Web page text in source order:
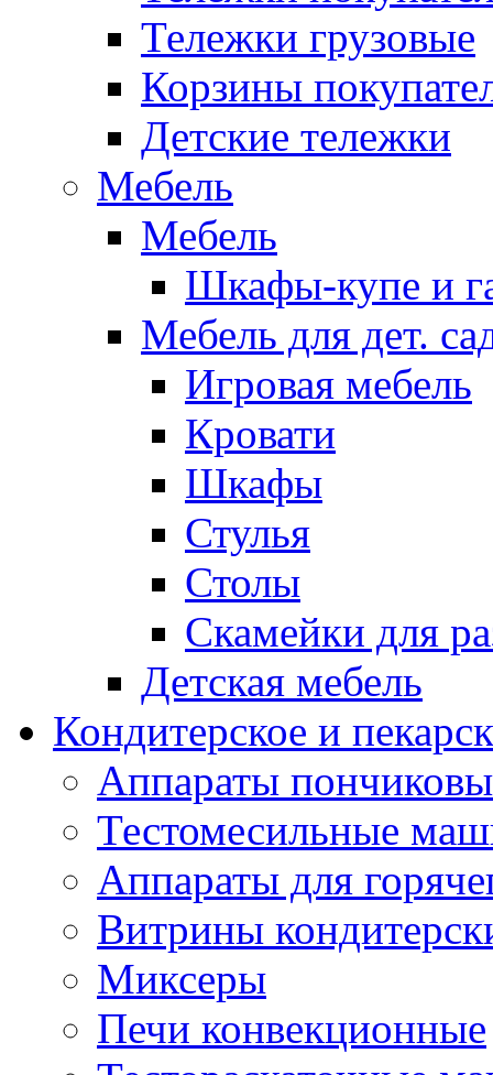
Тележки грузовые
Корзины
Детские тележки
Мебель
Мебель
Шкафы-купе и
Мебель для дет.
Игровая мебель
Кровати
Шкафы
Стулья
Столы
Скамейки для
Детская мебель
Кондитерское и
Аппараты
Тестомесильные
Аппараты для
Витрины
Миксеры
Печи конвекционные